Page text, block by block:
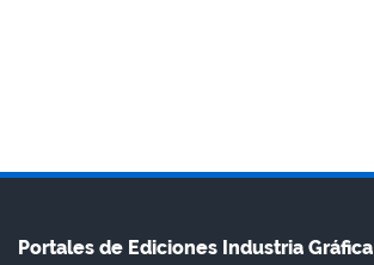
Portales de Ediciones Industria Gráfica